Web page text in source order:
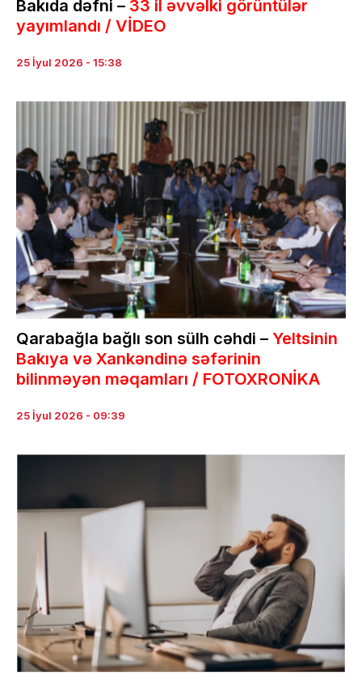
Bakıda dəfni – 33 il əvvəlki görüntülər
yayımlandı / VİDEO
25 İyul 2026 - 15:38
Qarabağla bağlı son sülh cəhdi – Yeltsinin
Bakıya və Xankəndinə səfərinin
bilinməyən məqamları / FOTOXRONİKA
25 İyul 2026 - 09:39